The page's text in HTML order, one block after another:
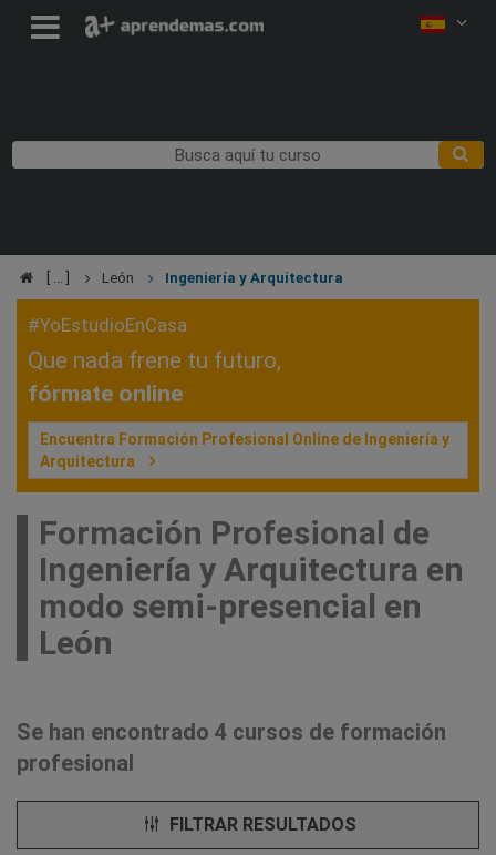
León Ingeniería y Arquitectura
#YoEstudioEnCasa
Que nada frene tu futuro,
fórmate online
Encuentra Formación Profesional Online de Ingeniería y
Arquitectura
Formación Profesional de
Ingeniería y Arquitectura en
modo semi-presencial en
León
Se han encontrado 4 cursos de formación
profesional
FILTRAR RESULTADOS